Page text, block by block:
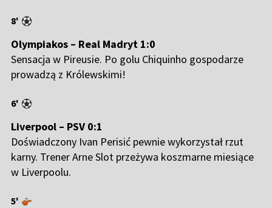
8'
Olympiakos – Real Madryt 1:0
Sensacja w Pireusie. Po golu Chiquinho gospodarze
prowadzą z Królewskimi!
6'
Liverpool – PSV 0:1
Doświadczony Ivan Perisić pewnie wykorzystał rzut
karny. Trener Arne Slot przeżywa koszmarne miesiące
w Liverpoolu.
5'